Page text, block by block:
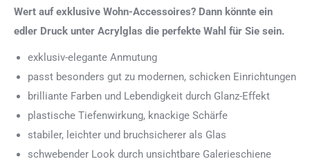
Wert auf exklusive Wohn-Accessoires? Dann könnte ein
edler Druck unter Acrylglas die perfekte Wahl für Sie sein.
exklusiv-elegante Anmutung
passt besonders gut zu modernen, schicken Einrichtungen
brilliante Farben und Lebendigkeit durch Glanz-Effekt
plastische Tiefenwirkung, knackige Schärfe
stabiler, leichter und bruchsicherer als Glas
schwebender Look durch unsichtbare Galerieschiene